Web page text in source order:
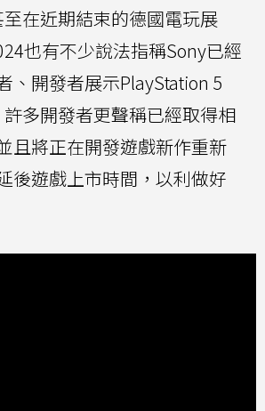
在近期結束的德國電玩展
也有不少說法指稱Sony已經
、開發者展示PlayStation 5
多開發者更聲稱已經取得相
且將正在開發遊戲新作重新
後遊戲上市時間，以利做好